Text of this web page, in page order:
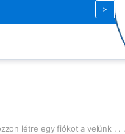
létre egy fiókot a velünk . . .